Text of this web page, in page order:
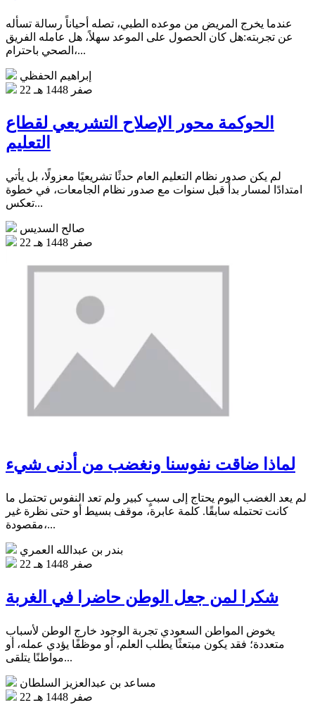
عندما يخرج المريض من موعده الطبي، تصله أحياناً رسالة تسأله
عن تجربته:هل كان الحصول على الموعد سهلاً، هل عامله الفريق
الصحي باحترام،...
إبراهيم الحفظي
22 صفر 1448 هـ
الحوكمة محور الإصلاح التشريعي لقطاع
التعليم
لم يكن صدور نظام التعليم العام حدثًا تشريعيًا معزولًا، بل يأتي
امتدادًا لمسار بدأ قبل سنوات مع صدور نظام الجامعات، في خطوة
تعكس...
صالح السديس
22 صفر 1448 هـ
لماذا ضاقت نفوسنا ونغضب من أدنى شيء
لم يعد الغضب اليوم يحتاج إلى سببٍ كبير ولم تعد النفوس تحتمل ما
كانت تحتمله سابقًا. كلمة عابرة، موقف بسيط أو حتى نظرة غير
مقصودة،...
بندر بن عبدالله العمري
22 صفر 1448 هـ
شكرا لمن جعل الوطن حاضرا في الغربة
يخوض المواطن السعودي تجربة الوجود خارج الوطن لأسباب
متعددة؛ فقد يكون مبتعثًا يطلب العلم، أو موظفًا يؤدي عمله، أو
مواطنًا يتلقى...
مساعد بن عبدالعزيز السلطان
22 صفر 1448 هـ